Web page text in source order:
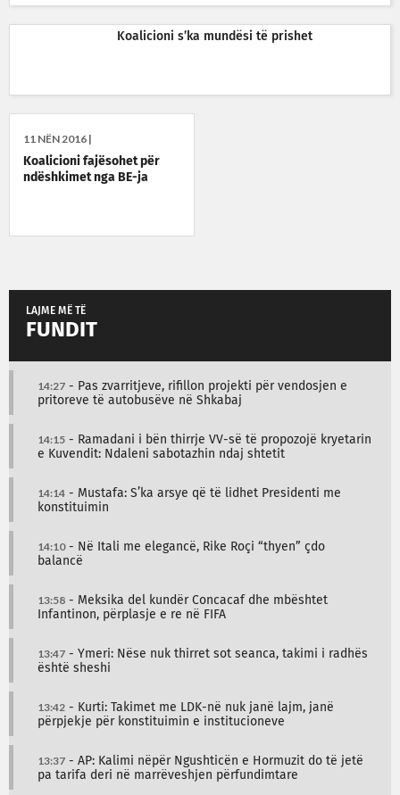
Koalicioni s’ka mundësi të prishet
11 NËN 2016 |
Koalicioni fajësohet për
ndëshkimet nga BE-ja
LAJME MË TË
FUNDIT
14:27 - Pas zvarritjeve, rifillon projekti për vendosjen e
pritoreve të autobusëve në Shkabaj
14:15 - Ramadani i bën thirrje VV-së të propozojë kryetarin
e Kuvendit: Ndaleni sabotazhin ndaj shtetit
14:14 - Mustafa: S’ka arsye që të lidhet Presidenti me
konstituimin
14:10- Në Itali me elegancë, Rike Roçi “thyen” çdo
balancë
13:58 - Meksika del kundër Concacaf dhe mbështet
Infantinon, përplasje e re në FIFA
13:47 - Ymeri: Nëse nuk thirret sot seanca, takimi i radhës
është sheshi
13:42 - Kurti: Takimet me LDK-në nuk janë lajm, janë
përpjekje për konstituimin e institucioneve
13:37 - AP: Kalimi nëpër Ngushticën e Hormuzit do të jetë
pa tarifa deri në marrëveshjen përfundimtare